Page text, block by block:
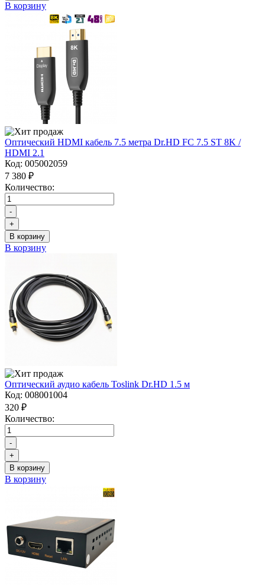
В корзину
Оптический HDMI кабель 7.5 метра Dr.HD FC 7.5 ST 8K /
HDMI 2.1
Код: 005002059
7 380 ₽
Количество:
-
+
В корзину
В корзину
Оптический аудио кабель Toslink Dr.HD 1.5 м
Код: 008001004
320 ₽
Количество:
-
+
В корзину
В корзину